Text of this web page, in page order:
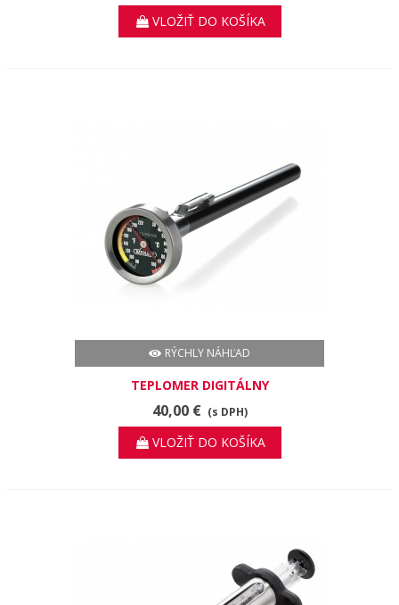
VLOŽIŤ DO KOŠÍKA
RÝCHLY NÁHĽAD
TEPLOMER DIGITÁLNY
40,00 € (s DPH)
VLOŽIŤ DO KOŠÍKA